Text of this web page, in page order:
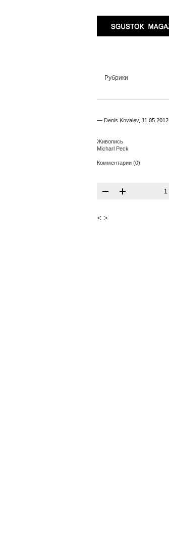
Рубрики
— Denis Kovalev, 11.05.2012
Живопись
Micharl Peck
Комментарии (0)
1
< >